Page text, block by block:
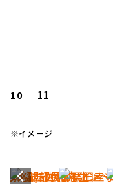
10 11
※イメージ